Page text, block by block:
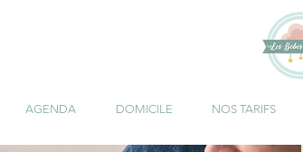
AGENDA DOMICILE NOS TARIFS